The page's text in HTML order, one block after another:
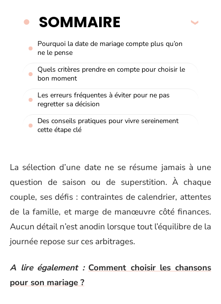
SOMMAIRE
Pourquoi la date de mariage compte plus qu’on
ne le pense
Quels critères prendre en compte pour choisir le
bon moment
Les erreurs fréquentes à éviter pour ne pas
regretter sa décision
Des conseils pratiques pour vivre sereinement
cette étape clé
La sélection d’une date ne se résume jamais à une
question de saison ou de superstition. À chaque
couple, ses défis : contraintes de calendrier, attentes
de la famille, et marge de manœuvre côté finances.
Aucun détail n’est anodin lorsque tout l’équilibre de la
journée repose sur ces arbitrages.
A lire également : Comment choisir les chansons
pour son mariage ?